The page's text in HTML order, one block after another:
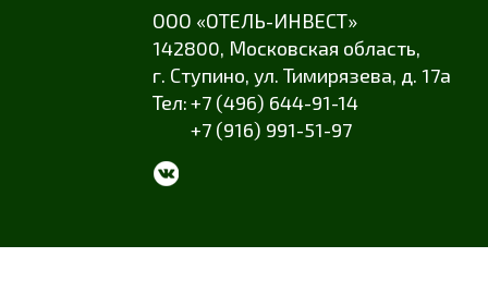
ООО «ОТЕЛЬ-ИНВЕСТ»
142800, Московская область,
г. Ступино, ул. Тимирязева, д. 17а
+7 (496) 644-91-14
+7 (916) 991-51-97